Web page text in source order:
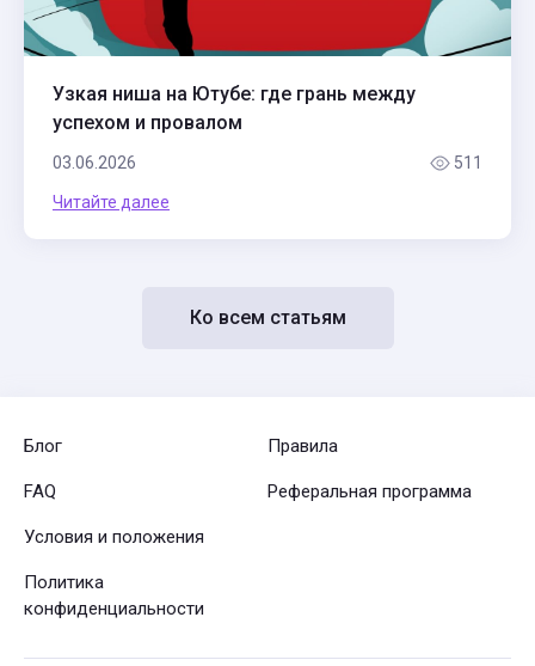
Узкая ниша на Ютубе: где грань между
успехом и провалом
03.06.2026 511
Читайте далее
Ко всем статьям
Блог
FAQ
Правила
Реферальная программа
Условия и положения
Политика
конфиденциальности